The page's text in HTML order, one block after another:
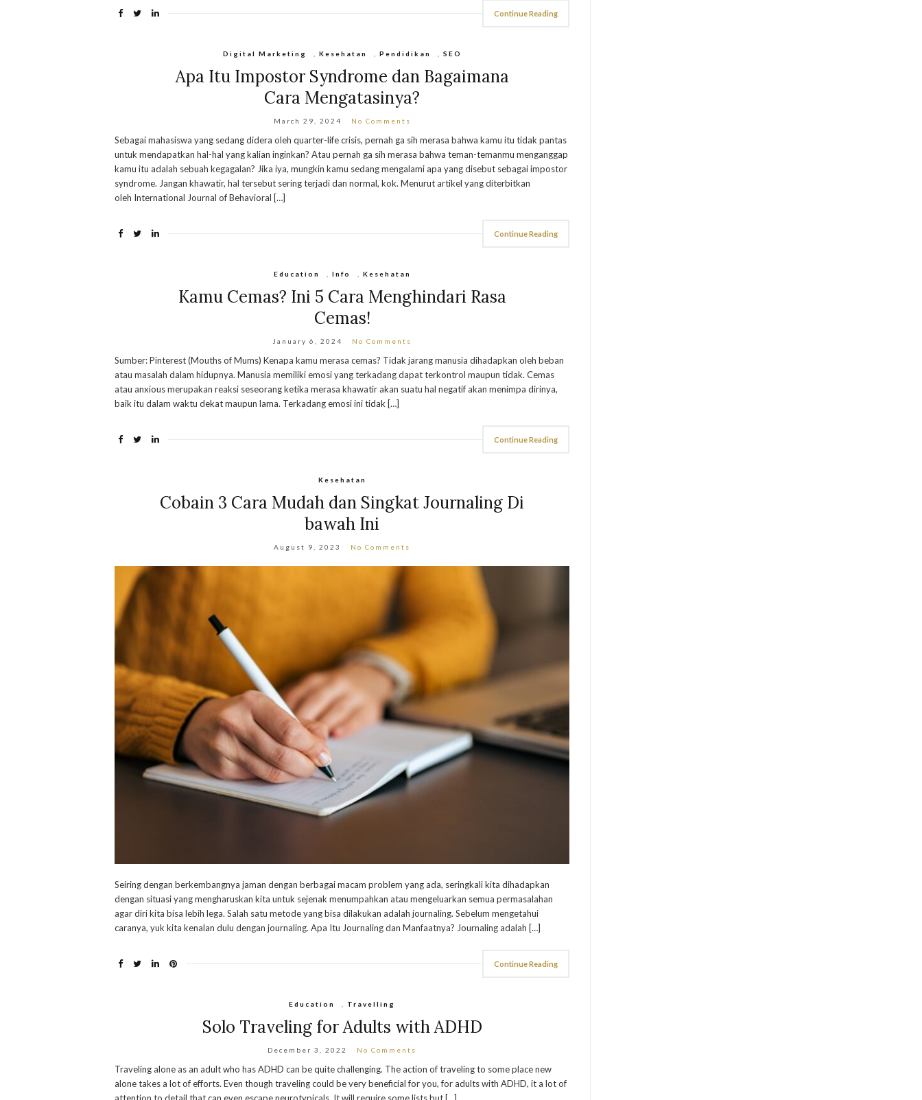
Continue Reading
Digital Marketing Kesehatan Pendidikan SEO
Apa Itu Impostor Syndrome dan Bagaimana
Cara Mengatasinya?
March 29, 2024 No Comments
Sebagai mahasiswa yang sedang didera oleh quarter-life crisis, pernah ga sih merasa bahwa kamu itu tidak pantas
untuk mendapatkan hal-hal yang kalian inginkan? Atau pernah ga sih merasa bahwa teman-temanmu menganggap
kamu itu adalah sebuah kegagalan? Jika iya, mungkin kamu sedang mengalami apa yang disebut sebagai impostor
syndrome. Jangan khawatir, hal tersebut sering terjadi dan normal, kok. Menurut artikel yang diterbitkan
oleh International Journal of Behavioral […]
Continue Reading
Education Info Kesehatan
Kamu Cemas? Ini 5 Cara Menghindari Rasa
Cemas!
January 6, 2024 No Comments
Sumber: Pinterest (Mouths of Mums) Kenapa kamu merasa cemas? Tidak jarang manusia dihadapkan oleh beban
atau masalah dalam hidupnya. Manusia memiliki emosi yang terkadang dapat terkontrol maupun tidak. Cemas
atau anxious merupakan reaksi seseorang ketika merasa khawatir akan suatu hal negatif akan menimpa dirinya,
baik itu dalam waktu dekat maupun lama. Terkadang emosi ini tidak […]
Continue Reading
Kesehatan
Cobain 3 Cara Mudah dan Singkat Journaling Di
bawah Ini
August 9, 2023 No Comments
Seiring dengan berkembangnya jaman dengan berbagai macam problem yang ada, seringkali kita dihadapkan
dengan situasi yang mengharuskan kita untuk sejenak menumpahkan atau mengeluarkan semua permasalahan
agar diri kita bisa lebih lega. Salah satu metode yang bisa dilakukan adalah journaling. Sebelum mengetahui
caranya, yuk kita kenalan dulu dengan journaling. Apa Itu Journaling dan Manfaatnya? Journaling adalah […]
Continue Reading
Education Travelling
Solo Traveling for Adults with ADHD
December 3, 2022 No Comments
Traveling alone as an adult who has ADHD can be quite challenging. The action of traveling to some place new
alone takes a lot of efforts. Even though traveling could be very beneficial for you, for adults with ADHD, it a lot of